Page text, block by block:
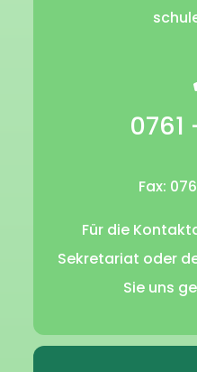
0761
Fax:
Für die
Sekretariat oder
Sie uns